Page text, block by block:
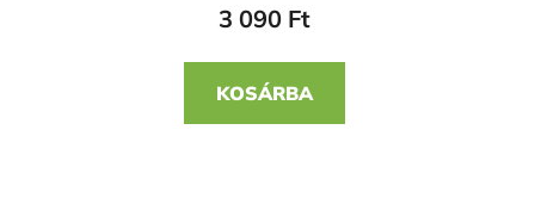
3 090 Ft
KOSÁRBA